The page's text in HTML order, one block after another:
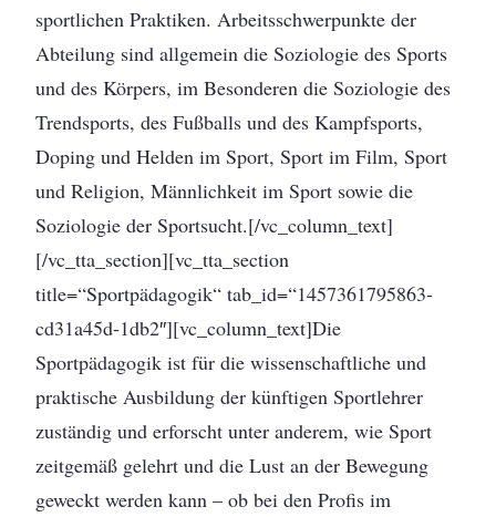
sportlichen Praktiken. Arbeitsschwerpunkte der
Abteilung sind allgemein die Soziologie des Sports
und des Körpers, im Besonderen die Soziologie des
Trendsports, des Fußballs und des Kampfsports,
Doping und Helden im Sport, Sport im Film, Sport
und Religion, Männlichkeit im Sport sowie die
Soziologie der Sportsucht.[/vc_column_text]
[/vc_tta_section][vc_tta_section
title=“Sportpädagogik“ tab_id=“1457361795863-
cd31a45d-1db2″][vc_column_text]Die
Sportpädagogik ist für die wissenschaftliche und
praktische Ausbildung der künftigen Sportlehrer
zuständig und erforscht unter anderem, wie Sport
zeitgemäß gelehrt und die Lust an der Bewegung
geweckt werden kann – ob bei den Profis im